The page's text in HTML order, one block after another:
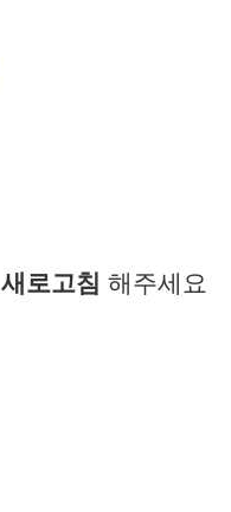
새로고침 해주세요